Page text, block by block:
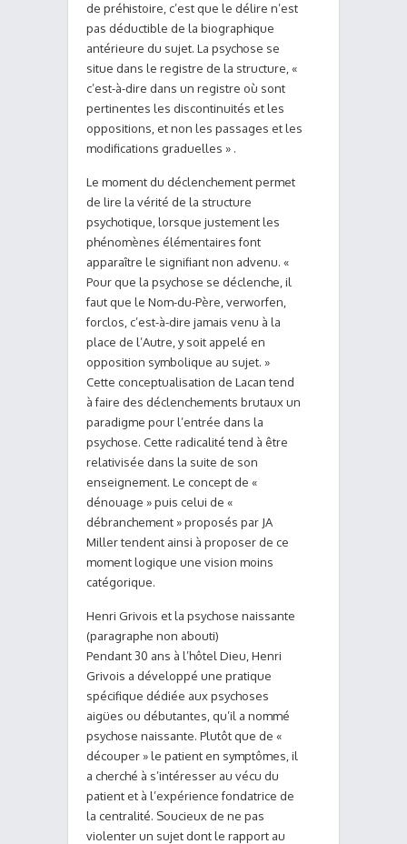
de préhistoire, c’est que le délire n’est
pas déductible de la biographique
antérieure du sujet. La psychose se
situe dans le registre de la structure, «
c’est-à-dire dans un registre où sont
pertinentes les discontinuités et les
oppositions, et non les passages et les
modifications graduelles » .
Le moment du déclenchement permet
de lire la vérité de la structure
psychotique, lorsque justement les
phénomènes élémentaires font
apparaître le signifiant non advenu. «
Pour que la psychose se déclenche, il
faut que le Nom-du-Père, verworfen,
forclos, c’est-à-dire jamais venu à la
place de l’Autre, y soit appelé en
opposition symbolique au sujet. »
Cette conceptualisation de Lacan tend
à faire des déclenchements brutaux un
paradigme pour l’entrée dans la
psychose. Cette radicalité tend à être
relativisée dans la suite de son
enseignement. Le concept de «
dénouage » puis celui de «
débranchement » proposés par JA
Miller tendent ainsi à proposer de ce
moment logique une vision moins
catégorique.
Henri Grivois et la psychose naissante
(paragraphe non abouti)
Pendant 30 ans à l’hôtel Dieu, Henri
Grivois a développé une pratique
spécifique dédiée aux psychoses
aigües ou débutantes, qu’il a nommé
psychose naissante. Plutôt que de «
découper » le patient en symptômes, il
a cherché à s’intéresser au vécu du
patient et à l’expérience fondatrice de
la centralité. Soucieux de ne pas
violenter un sujet dont le rapport au